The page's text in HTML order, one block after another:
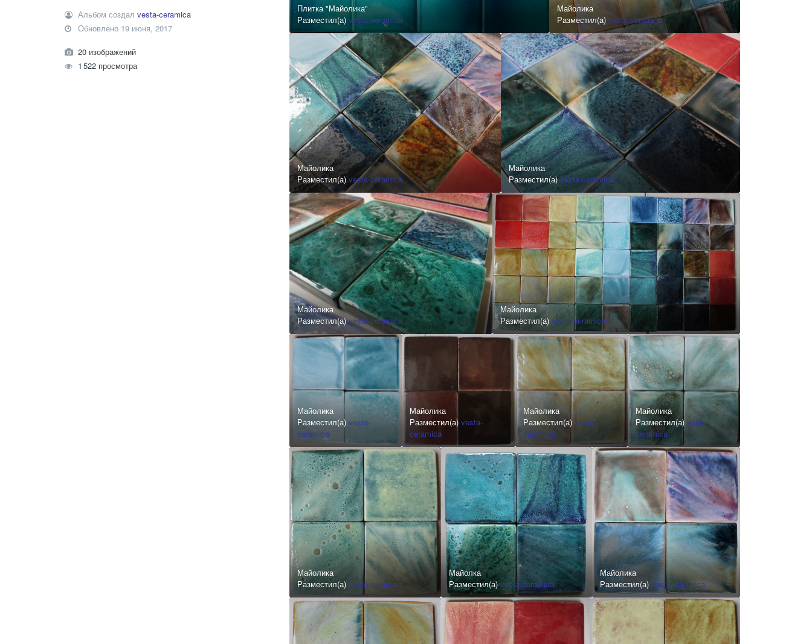
Альбом создалvesta-ceramica
Обновлено 19 июня, 2017
20 изображений
1 522 просмотра
Плитка "Майолика"
Разместил(а) vesta-ceramica
Майолика
Разместил(а)vesta-ceramica
Майолика
Разместил(а) vesta-ceramica
Майолика
Разместил(а)vesta-ceramica
Майолика
Разместил(а)vesta-ceramica
Майолика
Разместил(а)vesta-ceramica
Майолика
Разместил(а) vesta-
ceramica
Майолика
Разместил(а) vesta-
ceramica
Майолика
Разместил(а)vesta-
ceramica
Майолика
Разместил(а)vesta-
ceramica
Майолика
Разместил(а) vesta-ceramica
Майолка
Разместил(а)vesta-ceramica
Майолика
Разместил(а) vesta-ceramica